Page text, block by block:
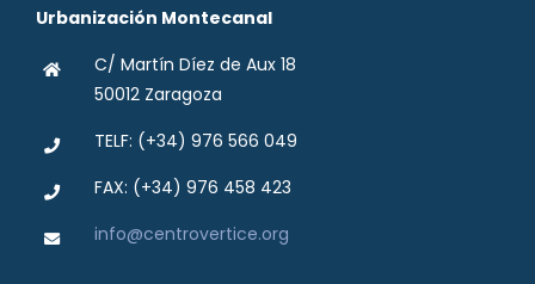
Urbanización Montecanal
C/ Martín Díez de Aux 18
50012 Zaragoza
TELF: (+34) 976 566 049
FAX: (+34) 976 458 423
info@centrovertice.org